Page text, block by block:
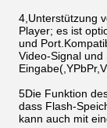
4,Unterstützung
Player; es ist
und
Video-Signal und
5Die Funktion
dass Flash-
kann auch mit